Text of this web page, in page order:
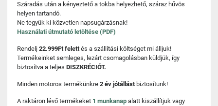
Száradás után a kényeztető a tokba helyezhető, száraz hűvös
helyen tartandó.
Ne tegyük ki közvetlen napsugárzásnak!
Használati útmutató letöltése (PDF)
Rendelj 22.999Ft felettés a szállítási költséget mi álljuk!
Termékeinket semleges, lezárt csomagolásban küldjük, így
biztosítva a teljes DISZKRÉCIÓT.
Minden motoros termékünkre 2 év jótállást biztosítunk!
A raktáron lévő termékeket 1 munkanap alatt kiszállítjuk vagy